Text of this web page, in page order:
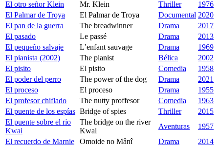
El otro señor Klein
Mr. Klein Thriller
1976
El Palmar de Troya
El Palmar de Troya Documental 2020
El pan de la guerra
The breadwinner Drama
2017
El pasado
Le passé Drama
2013
El pequeño salvaje
L’enfant sauvage Drama
1969
El pianista (2002)
The pianist Bélica
2002
El pisito
El pisito Comedia
1958
El poder del perro
The power of the dog Drama
2021
El proceso
El proceso Drama
1955
El profesor chiflado
The nutty proffesor Comedia
1963
El puente de los espías Bridge of spies Thriller
2015
El puente sobre el río
Kwai
The bridge on the river
Kwai
Aventuras
1957
El recuerdo de Marnie
Omoide no Mânî Drama
2014